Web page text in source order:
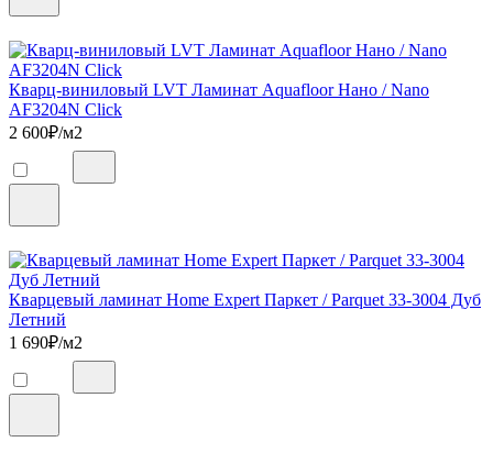
Кварц-виниловый LVT Ламинат Aquafloor Нано / Nano
AF3204N Click
2 600₽/м2
Кварцевый ламинат Home Expert Паркет / Parquet 33-3004 Дуб
Летний
1 690₽/м2